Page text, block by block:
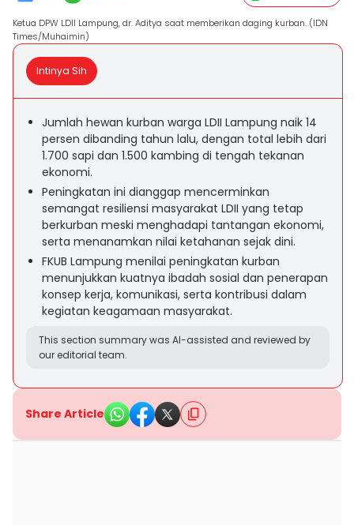
Ketua DPW LDII Lampung, dr. Aditya saat memberikan daging kurban. (IDN
Times/Muhaimin)
Intinya Sih
Jumlah hewan kurban warga LDII Lampung naik 14
persen dibanding tahun lalu, dengan total lebih dari
1.700 sapi dan 1.500 kambing di tengah tekanan
ekonomi.
Peningkatan ini dianggap mencerminkan
semangat resiliensi masyarakat LDII yang tetap
berkurban meski menghadapi tantangan ekonomi,
serta menanamkan nilai ketahanan sejak dini.
FKUB Lampung menilai peningkatan kurban
menunjukkan kuatnya ibadah sosial dan penerapan
konsep kerja, komunikasi, serta kontribusi dalam
kegiatan keagamaan masyarakat.
This section summary was AI-assisted and reviewed by
our editorial team.
Share Article